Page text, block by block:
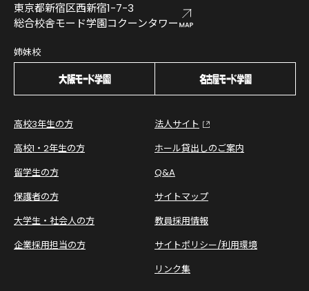
東京都新宿区西新宿1-7-3
総合校舎モード学園コクーンタワー
姉妹校
高校3年生の方
高校1・2年生の方
留学生の方
保護者の方
大学生・社会人の方
企業採用担当の方
法人サイト
ホール貸出しのご案内
Q&A
サイトマップ
教員採用情報
サイトポリシー/利用環境
リンク集